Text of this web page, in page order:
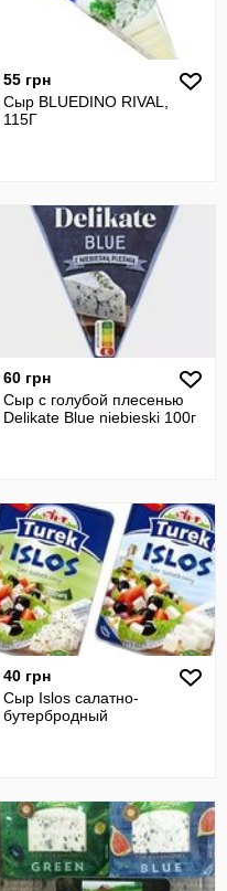
55 грн
Сыр BLUEDINO RIVAL,
115Г
60 грн
Сыр с голубой плесенью
Delikate Blue niebieski 100г
40 грн
Сыр Islos салатно-
бутербродный